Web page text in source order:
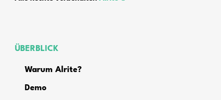
ÜBERBLICK
Warum Alrite?
Demo